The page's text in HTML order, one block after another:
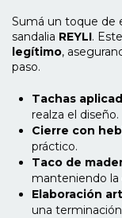
Sumá un toque de
sandalia REYLI.
legítimo,
paso.
Tachas
realza el diseño.
Cierre con
práctico.
Taco de
manteniendo la
Elaboración
una